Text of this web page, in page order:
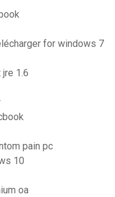
for windows 7
1.6
pain pc
10
oa